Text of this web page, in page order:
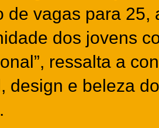
de vagas para 25,
dos jovens
ressalta a
design e beleza